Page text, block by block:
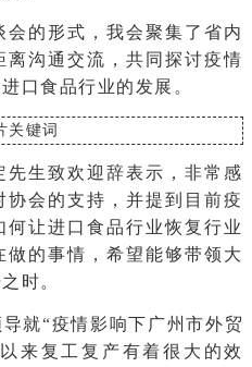
的形式，我会聚集了省内
沟通交流，共同探讨疫情
口食品行业的发展。
生致欢迎辞表示，非常感
会的支持，并提到目前疫
让进口食品行业恢复行业
的事情，希望能够带领大
时。
就“疫情影响下广州市外贸
来复工复产有着很大的效